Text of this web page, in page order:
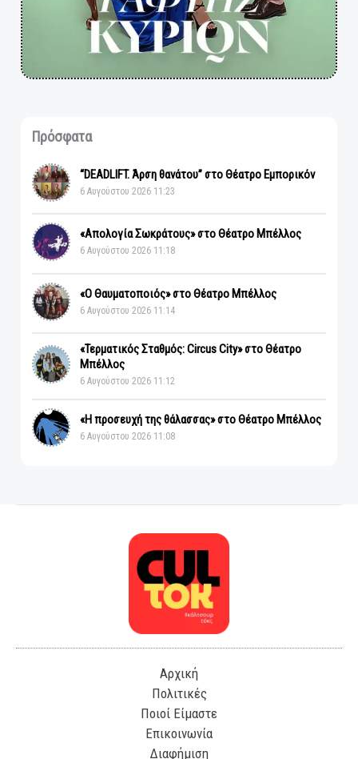
Πρόσφατα
“DEADLIFT. Άρση θανάτου” στο Θέατρο Εμπορικόν
6 Αυγούστου 2026 11:23
«Απολογία Σωκράτους» στο Θέατρο Μπέλλος
6 Αυγούστου 2026 11:18
«Ο Θαυματοποιός» στο Θέατρο Μπέλλος
6 Αυγούστου 2026 11:14
«Τερματικός Σταθμός: Circus City» στο Θέατρο
Μπέλλος
6 Αυγούστου 2026 11:12
«Η προσευχή της θάλασσας» στο Θέατρο Μπέλλος
6 Αυγούστου 2026 11:08
Αρχική
Πολιτικές
Ποιοί Είμαστε
Επικοινωνία
Διαφήμιση